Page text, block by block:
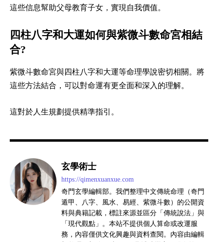
這些信息幫助父母教育子女，實現自我價值。
四柱八字和大運如何與紫微斗數命宮相結
合?
紫微斗數命宮與四柱八字和大運等命理學說密切相關。將
這些方法結合，可以對命運有更全面和深入的理解。
這對於人生規劃提供精準指引。
玄學術士
https://qimenxuanxue.com
奇門玄學編輯部。我們整理中文傳統命理（奇門
遁甲、八字、風水、易經、紫微斗數）的公開資
料與典籍記載，標註來源並區分「傳統說法」與
「現代觀點」。本站不提供個人算命或改運服
務，內容僅供文化興趣與資料查閱。內容由編輯